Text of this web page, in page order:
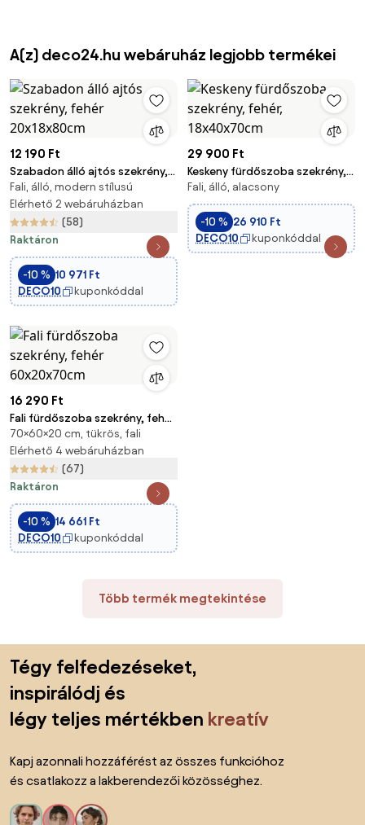
A(z) deco24.hu webáruház legjobb termékei
12 190 Ft
Szabadon álló ajtós szekrény,
fehér 20x18x80cm
Fali, álló, modern stílusú
Elérhető 2 webáruházban
(58)
Raktáron
-10 % 10 971 Ft
DECO10
kuponkóddal
29 900 Ft
Keskeny fürdőszoba szekrény,
fehér, 18x40x70cm
Fali, álló, alacsony
-10 % 26 910 Ft
DECO10
kuponkóddal
16 290 Ft
Fali fürdőszoba szekrény, fehér
60x20x70cm
70×60×20 cm, tükrös, fali
Elérhető 4 webáruházban
(67)
Raktáron
-10 % 14 661 Ft
DECO10
kuponkóddal
Több termék megtekintése
Tégy felfedezéseket,
inspirálódj és
légy teljes mértékben kreatív
Kapj azonnali hozzáférést az összes funkcióhoz
és csatlakozz a lakberendezői közösséghez.